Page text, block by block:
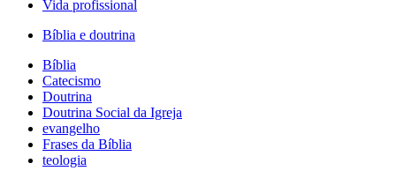
Vida profissional
Bíblia e doutrina
Bíblia
Catecismo
Doutrina
Doutrina Social da Igreja
evangelho
Frases da Bíblia
teologia